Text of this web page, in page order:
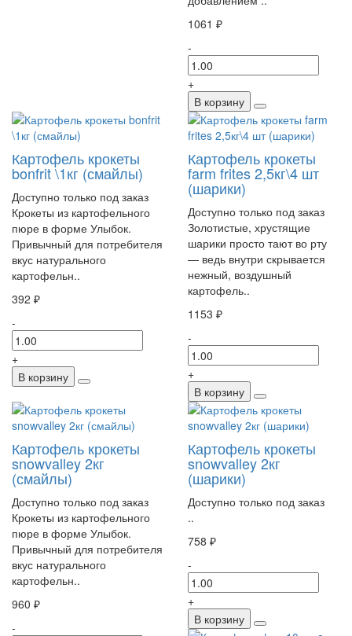
1061 ₽
-
+
В корзину
Картофель крокеты
bonfrit \1кг (смайлы)
Доступно только под заказ
Крокеты из картофельного
пюре в форме Улыбок.
Привычный для потребителя
вкус натурального
картофельн..
392 ₽
-
+
В корзину
Картофель крокеты
farm frites 2,5кг\4 шт
(шарики)
Доступно только под заказ
Золотистые, хрустящие
шарики просто тают во рту
— ведь внутри скрывается
нежный, воздушный
картофель..
1153 ₽
-
+
В корзину
Картофель крокеты
snowvalley 2кг
(смайлы)
Доступно только под заказ
Крокеты из картофельного
пюре в форме Улыбок.
Привычный для потребителя
вкус натурального
картофельн..
960 ₽
-
Картофель крокеты
snowvalley 2кг
(шарики)
Доступно только под заказ
..
758 ₽
-
+
В корзину